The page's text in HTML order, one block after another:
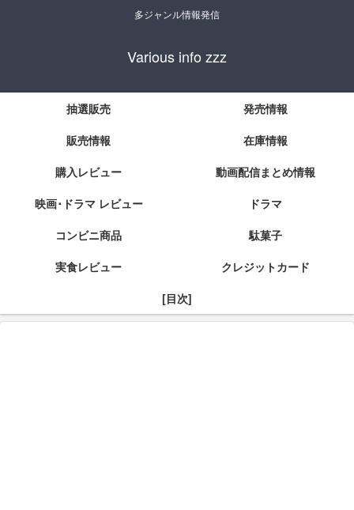
多ジャンル情報発信
Various info zzz
抽選販売
発売情報
販売情報
在庫情報
購入レビュー
動画配信まとめ情報
映画･ドラマ レビュー
ドラマ
コンビニ商品
駄菓子
実食レビュー
クレジットカード
[目次]